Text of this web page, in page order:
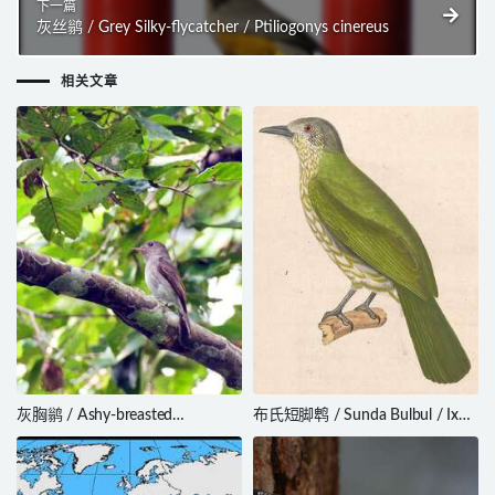
下一篇
灰丝鹟 / Grey Silky-flycatcher / Ptiliogonys cinereus
相关文章
灰胸鹟 / Ashy-breasted
Flycatcher / Muscicapa randi
布氏短脚鹎 / Sunda Bulbul / Ixos
virescens